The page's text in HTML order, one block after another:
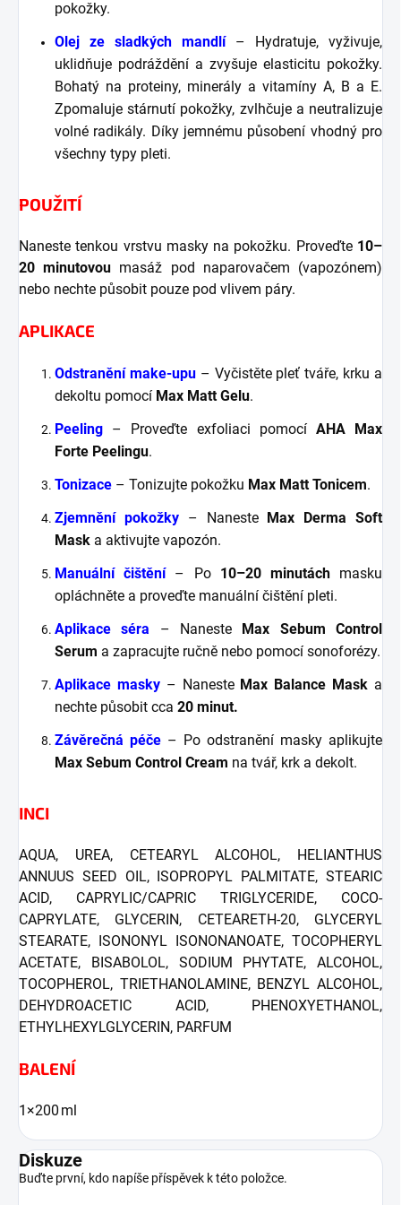
pokožky.
Olej ze sladkých mandlí– Hydratuje, vyživuje,
uklidňuje podráždění a zvyšuje elasticitu pokožky.
Bohatý na proteiny, minerály a vitamíny A, B a E.
Zpomaluje stárnutí pokožky, zvlhčuje a neutralizuje
volné radikály. Díky jemnému působení vhodný pro
všechny typy pleti.
POUŽITÍ
Naneste tenkou vrstvu masky na pokožku. Proveďte 10–
20 minutovou masáž pod naparovačem (vapozónem)
nebo nechte působit pouze pod vlivem páry.
APLIKACE
Odstranění make-upu– Vyčistěte pleť tváře, krku a
dekoltu pomocí Max Matt Gelu.
Peeling – Proveďte exfoliaci pomocí AHA Max
Forte Peelingu.
Tonizace – Tonizujte pokožku Max Matt Tonicem.
Zjemnění pokožky– Naneste
Max Derma Soft
Mask a aktivujte vapozón.
Manuální čištění– Po 10–20 minutáchmasku
opláchněte a proveďte manuální čištění pleti.
Aplikace séra – Naneste
Max Sebum Control
Serum a zapracujte ručně nebo pomocí sonoforézy.
Aplikace masky– Naneste Max Balance Mask a
nechte působit cca 20 minut.
Závěrečná péče – Po odstranění masky aplikujte
Max Sebum Control Cream na tvář, krk a dekolt.
INCI
AQUA, UREA, CETEARYL ALCOHOL, HELIANTHUS
ANNUUS SEED OIL, ISOPROPYL PALMITATE, STEARIC
ACID, CAPRYLIC/CAPRIC TRIGLYCERIDE, COCO-
CAPRYLATE, GLYCERIN, CETEARETH-20, GLYCERYL
STEARATE, ISONONYL ISONONANOATE, TOCOPHERYL
ACETATE, BISABOLOL, SODIUM PHYTATE, ALCOHOL,
TOCOPHEROL, TRIETHANOLAMINE, BENZYL ALCOHOL,
DEHYDROACETIC ACID, PHENOXYETHANOL,
ETHYLHEXYLGLYCERIN, PARFUM
BALENÍ
1×200 ml
Diskuze
Buďte první, kdo napíše příspěvek k této položce.